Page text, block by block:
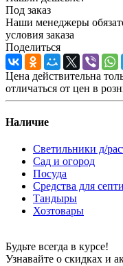
Под заказ
Наши менеджеры
условия заказа
Поделиться
Цена действительна
отличаться от цен в
Наличие
Светильники д/
Сад и огород
Посуда
Средства для
Тандыры
Хозтовары
Будьте всегда в курсе!
Узнавайте о скидках и